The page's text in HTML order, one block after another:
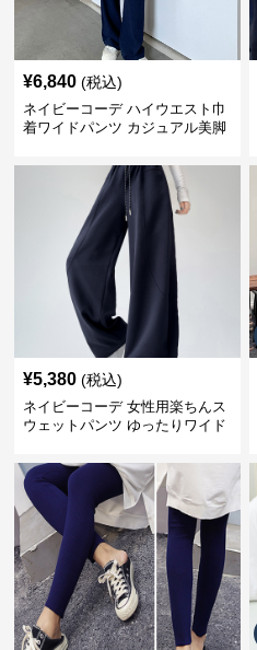
¥6,840 (税込)
ネイビーコーデ ハイウエスト巾
着ワイドパンツ カジュアル美脚
¥5,380 (税込)
ネイビーコーデ 女性用楽ちんス
ウェットパンツ ゆったりワイド